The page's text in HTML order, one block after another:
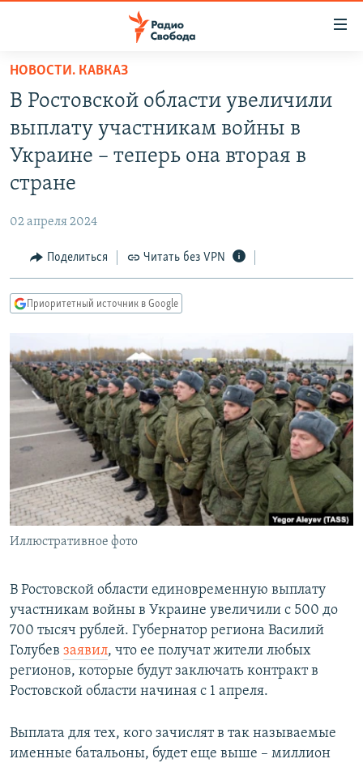
упрощенного
доступа
основному
содержанию
Вернутся
навигации
Вернутся
АВТОРСКИЕ ПРОЕКТЫ
КУЛЬТУРА
IDEL.РЕАЛИИ
КАВКАЗ.РЕАЛИИ
СИБИРЬ.РЕАЛИИ
РАСПИСАНИЕ ВЕЩАНИЯ
ПОДПИШИТЕСЬ НА РАССЫЛКУ
СОЦИАЛЬНЫЕ СЕТИ
НОВОСТИ. КАВКАЗ
В Ростовской области увеличили
выплату участникам войны в
Украине – теперь она вторая в
стране
02 апреля 2024
Поделиться Читать без VPN
Приоритетный источник в Google
Иллюстративное фото
В Ростовской области единовременную выплату
участникам войны в Украине увеличили с 500 до
700 тысяч рублей. Губернатор региона Василий
Голубев заявил, что ее получат жители любых
регионов, которые будут заключать контракт в
Ростовской области начиная с 1 апреля.
Выплата для тех, кого зачислят в так называемые
именные батальоны, будет еще выше – миллион